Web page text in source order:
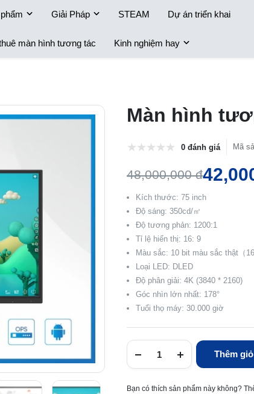
Giải Pháp STEAM Dự án triển khai
màn hình tương tác Kinh nghiệm hay
Màn hình
0 đánh giá Mã
48,000,000 đ
Kích thước: 75 inch
Độ sáng: 350cd/㎡
Độ tương phản: 1200:1
Tỉ lệ hiển thị: 16: 9
Màu sắc: 10 bit màu sắc thật（
Loại LED: DLED
Độ phân giải: 4K (3840 * 2160)
Góc nhìn lớn nhất: 178°
Tuổi thọ máy: 30.000 giờ
Thêm
Bạn có thích sản phẩm này không?